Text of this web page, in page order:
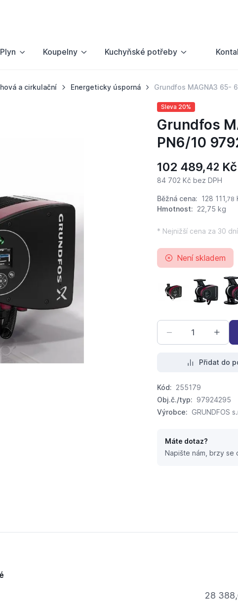
Plyn Koupelny Kuchyňské potřeby
a cirkulační Energeticky úsporná Grundfos MAGNA3 65-
Sleva 20%
Grundfos
PN6/10
102 489,42
84 702 Kč bez DPH
Běžná cena: 128 111, 78
Hmotnost: 22,75 kg
* Nejnižší cena za 30 dní
Není skladem
Grundfos
Přidat do
Kód: 255179
Obj.č./typ: 97924295
Výrobce: GRUNDFOS
Máte dotaz?
Napište nám, brzy se
28 388,